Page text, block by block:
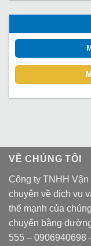
VỀ CHÚNG TÔI
Công ty TNHH
chuyên về dịch vụ
thế mạnh của
chuyển bằng
555 – 0906940698